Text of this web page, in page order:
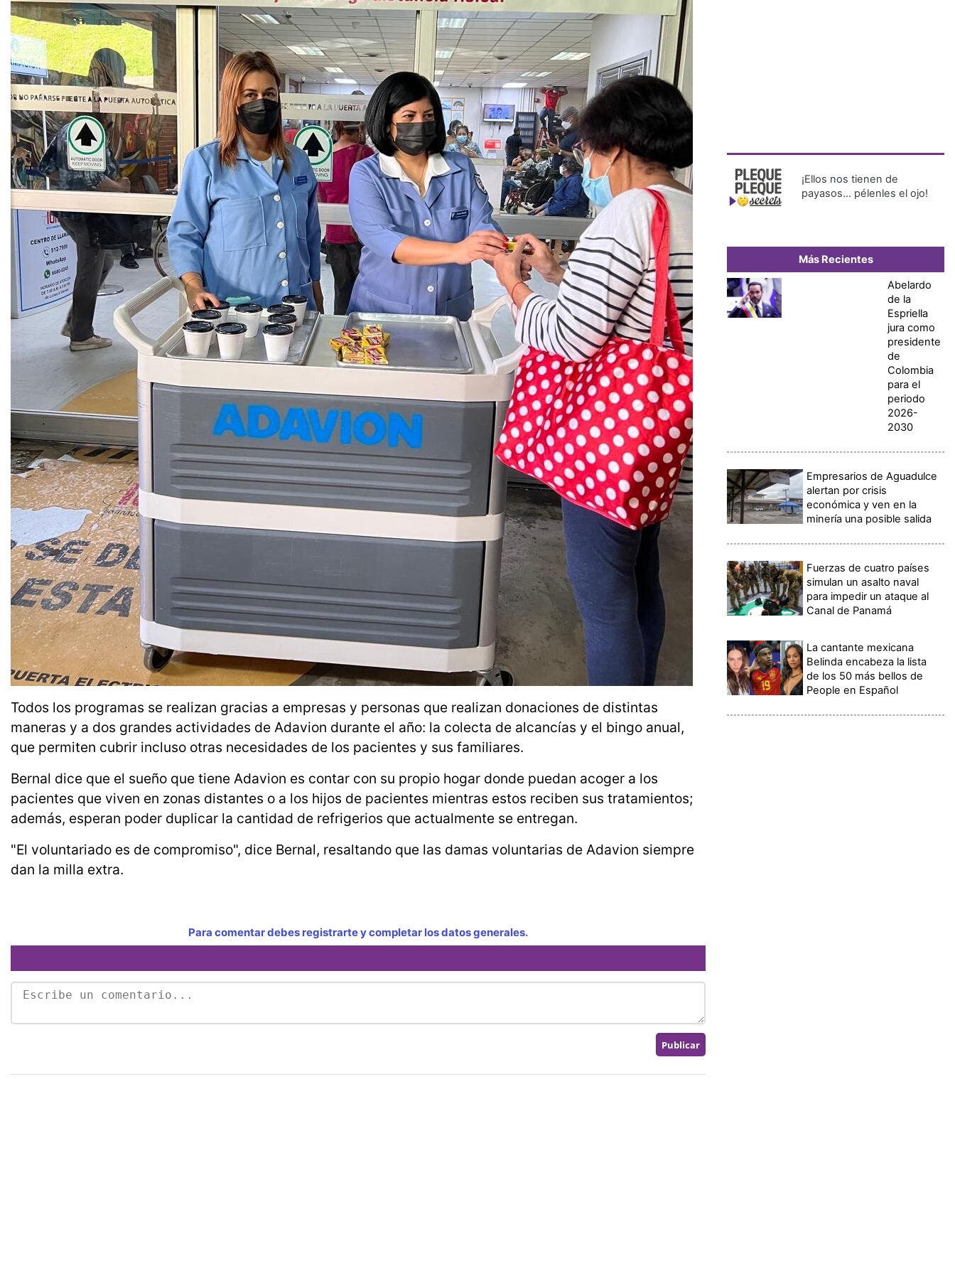
Todos los programas se realizan gracias a empresas y personas que realizan donaciones de distintas
maneras y a dos grandes actividades de Adavion durante el año: la colecta de alcancías y el bingo anual,
que permiten cubrir incluso otras necesidades de los pacientes y sus familiares.
Bernal dice que el sueño que tiene Adavion es contar con su propio hogar donde puedan acoger a los
pacientes que viven en zonas distantes o a los hijos de pacientes mientras estos reciben sus tratamientos;
además, esperan poder duplicar la cantidad de refrigerios que actualmente se entregan.
"El voluntariado es de compromiso", dice Bernal, resaltando que las damas voluntarias de Adavion siempre
dan la milla extra.
Para comentar debes registrarte y completar los datos generales.
¡Ellos nos tienen de
payasos… pélenles el ojo!
Más Recientes
Abelardo
de la
Espriella
jura como
presidente
de
Colombia
para el
periodo
2026-
2030
Empresarios de Aguadulce
alertan por crisis
económica y ven en la
minería una posible salida
Fuerzas de cuatro países
simulan un asalto naval
para impedir un ataque al
Canal de Panamá
La cantante mexicana
Belinda encabeza la lista
de los 50 más bellos de
People en Español